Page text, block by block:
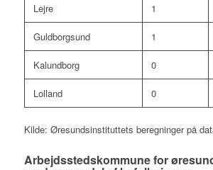
Lejre 1
Guldborgsund 1
Kalundborg 0
Lolland 0
Kilde: Øresundsinstituttets beregninger på
Arbejdsstedskommune for